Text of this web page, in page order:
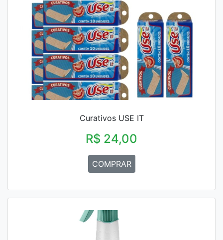
Curativos USE IT
R$ 24,00
COMPRAR